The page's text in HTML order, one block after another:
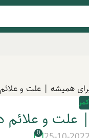
همیشه | علت و
علت و علائم
0